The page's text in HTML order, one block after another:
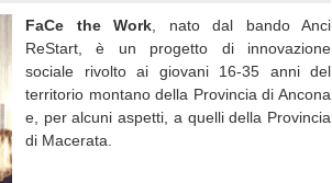
FaCe the Work , nato dal bando Anci
ReStart, è un progetto di innovazione
sociale rivolto ai giovani 16-35 anni del
territorio montano della Provincia di Ancona
e, per alcuni aspetti, a quelli della Provincia
di Macerata.